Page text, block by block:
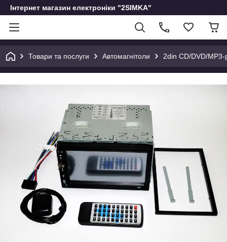
Інтернет магазин електроніки "2SIMKA"
Товари та послуги Автомагнітоли 2din CD/DVD/MP3-